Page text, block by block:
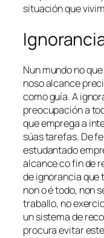
situación que
Nun mundo no
noso alcance
como guía. A
preocupación a
que emprega a
súas tarefas. De
estudantado
alcance co fin de
de ignorancia que
non o é todo, non
traballo, no
un sistema de
procura evitar